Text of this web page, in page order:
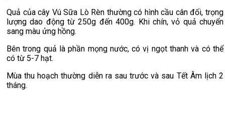
Quả của cây Vú Sữa Lò Rèn thường có hình cầu cân đối, trọng
lượng dao động từ 250g đến 400g. Khi chín, vỏ quả chuyển
sang màu ửng hồng.
Bên trong quả là phần mọng nước, có vị ngọt thanh và có thể
có từ 5-7 hạt.
Mùa thu hoạch thường diễn ra sau trước và sau Tết Âm lịch 2
tháng.